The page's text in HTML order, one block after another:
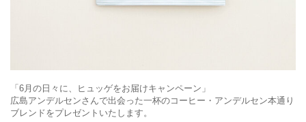
「6月の日々に、ヒュッゲをお届けキャンペーン」
広島アンデルセンさんで出会った一杯のコーヒー・アンデルセン本通り
ブレンドをプレゼントいたします。